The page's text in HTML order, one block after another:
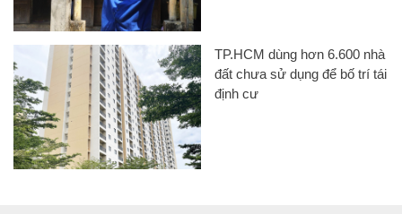
TP.HCM dùng hơn 6.600 nhà
đất chưa sử dụng để bố trí tái
định cư